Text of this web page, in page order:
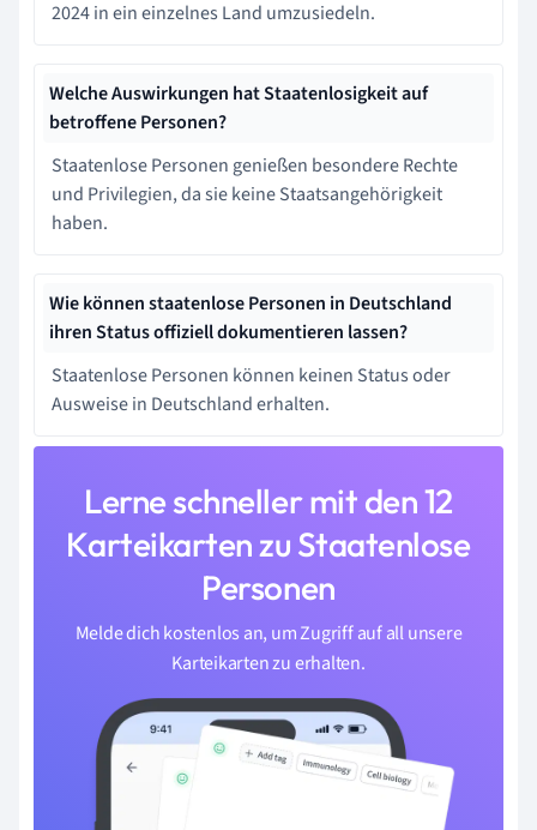
2024 in ein einzelnes Land umzusiedeln.
Welche Auswirkungen hat Staatenlosigkeit auf
betroffene Personen?
Staatenlose Personen genießen besondere Rechte
und Privilegien, da sie keine Staatsangehörigkeit
haben.
Wie können staatenlose Personen in Deutschland
ihren Status offiziell dokumentieren lassen?
Staatenlose Personen können keinen Status oder
Ausweise in Deutschland erhalten.
Lerne schneller mit den 12
Karteikarten zu Staatenlose
Personen
Melde dich kostenlos an, um Zugriff auf all unsere
Karteikarten zu erhalten.